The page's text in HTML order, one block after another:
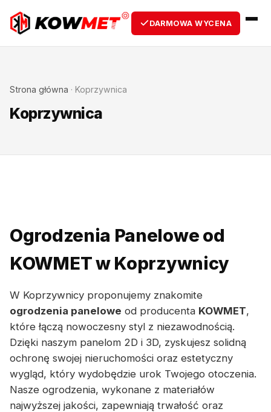
DARMOWA WYCENA
Strona główna · Koprzywnica
Koprzywnica
Ogrodzenia Panelowe od
KOWMET w Koprzywnicy
W Koprzywnicy proponujemy znakomite
ogrodzenia panelowe od producenta KOWMET,
które łączą nowoczesny styl z niezawodnością.
Dzięki naszym panelom 2D i 3D, zyskujesz solidną
ochronę swojej nieruchomości oraz estetyczny
wygląd, który wydobędzie urok Twojego otoczenia.
Nasze ogrodzenia, wykonane z materiałów
najwyższej jakości, zapewniają trwałość oraz